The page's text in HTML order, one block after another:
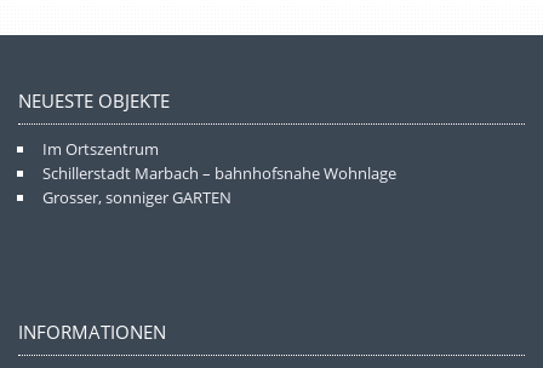
NEUESTE OBJEKTE
Im Ortszentrum
Schillerstadt Marbach – bahnhofsnahe Wohnlage
Grosser, sonniger GARTEN
INFORMATIONEN